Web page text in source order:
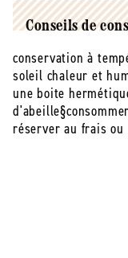
Conseils de
conservation à
soleil chaleur et
une boite
réserver au frais